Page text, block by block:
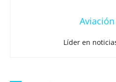
Líder en